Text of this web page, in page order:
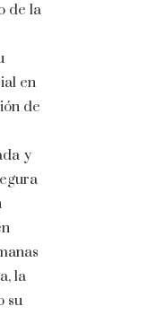
de la
en
de
y
la
su